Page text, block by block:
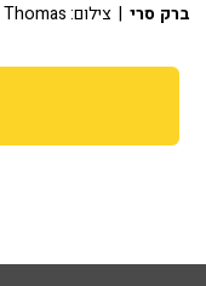
ברק סרי | צילום: Studio Thomas